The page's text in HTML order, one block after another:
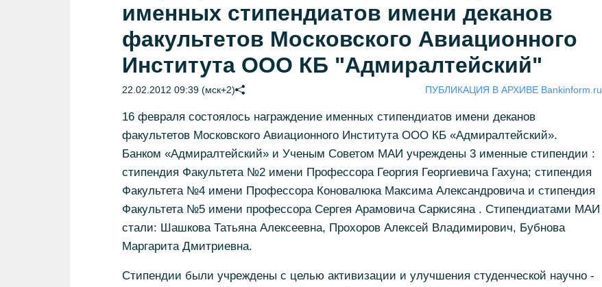
именных стипендиатов имени деканов
факультетов Московского Авиационного
Института ООО КБ "Адмиралтейский"
22.02.2012 09:39 (мск+2) ПУБЛИКАЦИЯ В АРХИВЕ Bankinform.ru
16 февраля состоялось награждение именных стипендиатов имени деканов
факультетов Московского Авиационного Института ООО КБ «Адмиралтейский».
Банком «Адмиралтейский» и Ученым Советом МАИ учреждены 3 именные стипендии :
стипендия Факультета №2 имени Профессора Георгия Георгиевича Гахуна; стипендия
Факультета №4 имени Профессора Коновалюка Максима Александровича и стипендия
Факультета №5 имени профессора Сергея Арамовича Саркисяна . Стипендиатами МАИ
стали: Шашкова Татьяна Алексеевна, Прохоров Алексей Владимирович, Бубнова
Маргарита Дмитриевна.
Стипендии были учреждены с целью активизации и улучшения студенческой научно -